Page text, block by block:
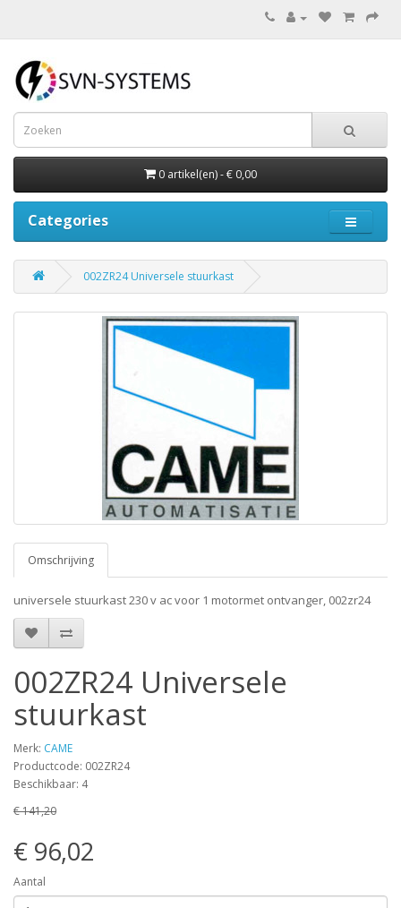
0 artikel(en) - € 0,00
Categories
002ZR24 Universele stuurkast
Omschrijving
universele stuurkast 230 v ac voor 1 motormet ontvanger, 002zr24
002ZR24 Universele
stuurkast
Merk: CAME
Productcode: 002ZR24
Beschikbaar: 4
€ 141,20
€ 96,02
Aantal